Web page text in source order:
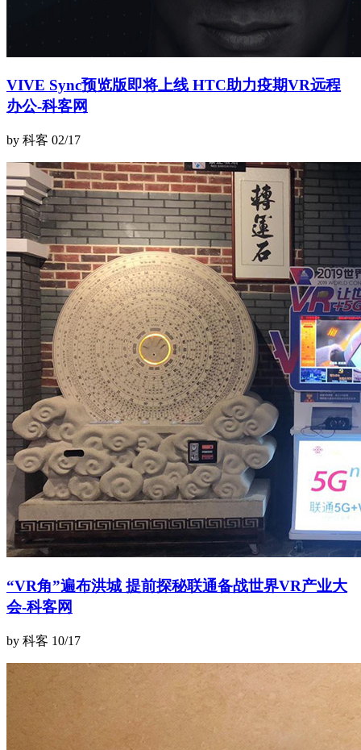
VIVE Sync预览版即将上线 HTC助力疫期VR远程
办公-科客网
by 科客 02/17
“VR角”遍布洪城 提前探秘联通备战世界VR产业大
会-科客网
by 科客 10/17